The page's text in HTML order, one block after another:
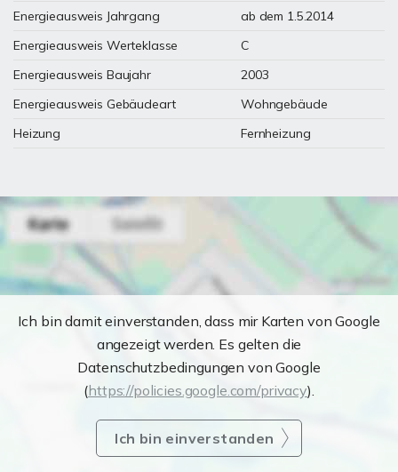
Energieausweis Jahrgang
ab dem 1.5.2014
Energieausweis Werteklasse
C
Energieausweis Baujahr
2003
Energieausweis Gebäudeart
Wohngebäude
Heizung
Fernheizung
Ich bin damit einverstanden, dass mir Karten von Google
angezeigt werden. Es gelten die
Datenschutzbedingungen von Google
(https://policies.google.com/privacy).
Ich bin einverstanden